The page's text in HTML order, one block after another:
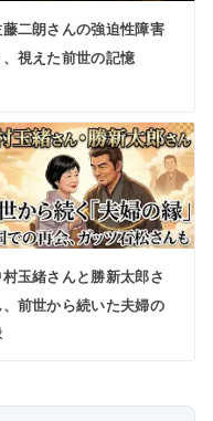
藤二朗さんの強迫性障害
、視えた前世の記憶
村玉緒さんと勝新太郎さ
、前世から続いた夫婦の